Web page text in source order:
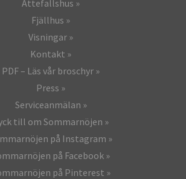
Attefallshus
Fjällhus
Visningar
Kontakt
PDF – Läs vår broschyr
Press
Serviceanmälan
till om Sommarnöjen
på Instagram
på Facebook
på Pinterest